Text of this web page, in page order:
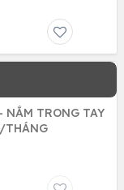
TRONG TAY
THÁNG